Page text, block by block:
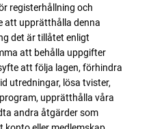
registerhållning och
att upprätthålla denna
det är tillåtet enligt
att behålla uppgifter
att följa lagen, förhindra
utredningar, lösa tvister,
upprätthålla våra
andra åtgärder som